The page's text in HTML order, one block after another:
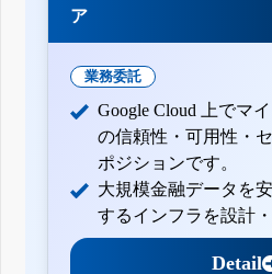
ア
業務委託
Google Cloud 上でマ
の信頼性・可用性・
ポジションです。
大規模金融データを
するインフラを設計
Detail